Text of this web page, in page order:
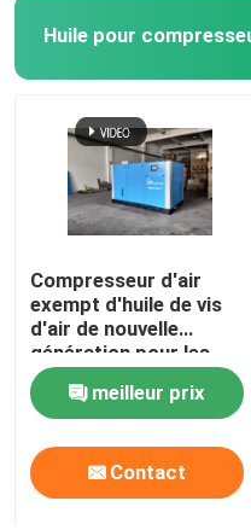
Huile pour
Compresseur d'air
exempt d'huile de vis
d'air de nouvelle
génération pour les
usines
pharmaceutiques de
nourriture de textile
meilleur prix
Contact